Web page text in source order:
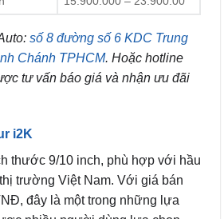
số 8 đường số 6 KDC Trung
Chánh TPHCM. Hoặc hotline
tư vấn báo giá và nhận ưu đãi
i2K
thước 9/10 inch, phù hợp với hầu
trường Việt Nam. Với giá bán
đây là một trong những lựa